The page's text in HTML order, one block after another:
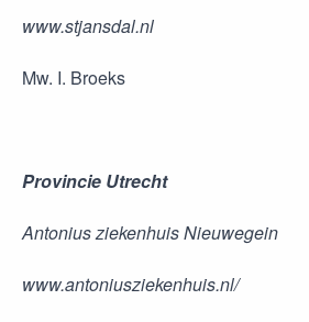
www.stjansdal.nl
Mw. I. Broeks
Provincie Utrecht
Antonius ziekenhuis Nieuwegein
www.antoniusziekenhuis.nl/